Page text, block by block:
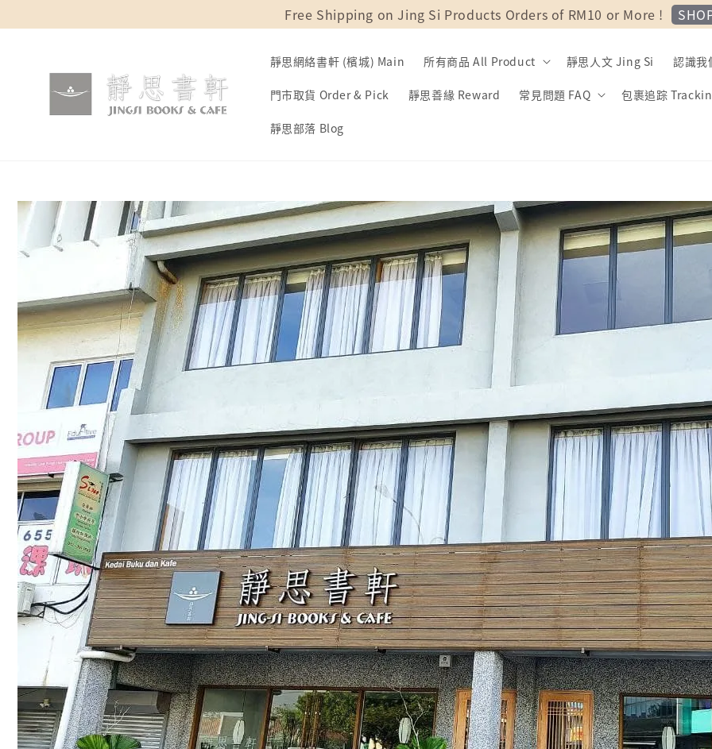
Free Shipping on Jing Si Products Orders of RM10 or More !
靜思網絡書軒 (檳城) Main 所有商品 All Product 靜思人文 Jing Si 認識
門市取貨 Order & Pick 靜思善緣 Reward 常見問題 FAQ 包裹追踪
靜思部落 Blog